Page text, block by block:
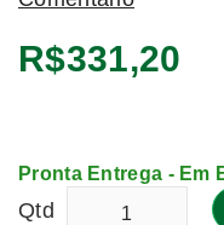
R$331,20
Pronta Entrega - Em
Qtd